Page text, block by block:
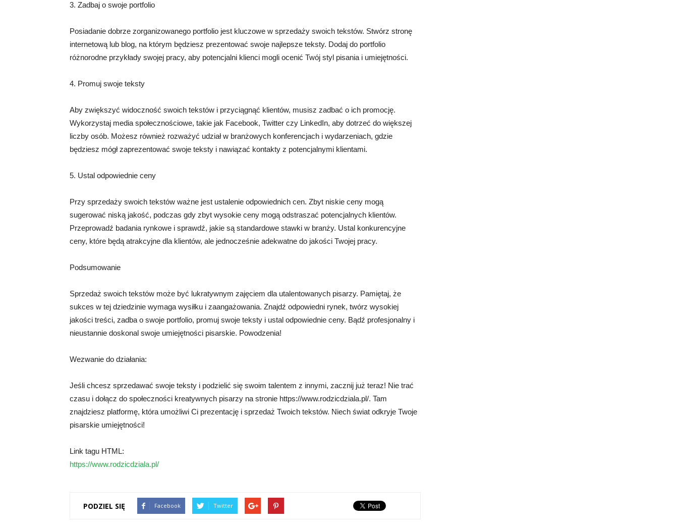
3. Zadbaj o swoje portfolio
Posiadanie dobrze zorganizowanego portfolio jest kluczowe w sprzedaży swoich tekstów. Stwórz stronę
internetową lub blog, na którym będziesz prezentować swoje najlepsze teksty. Dodaj do portfolio
różnorodne przykłady swojej pracy, aby potencjalni klienci mogli ocenić Twój styl pisania i umiejętności.
4. Promuj swoje teksty
Aby zwiększyć widoczność swoich tekstów i przyciągnąć klientów, musisz zadbać o ich promocję.
Wykorzystaj media społecznościowe, takie jak Facebook, Twitter czy LinkedIn, aby dotrzeć do większej
liczby osób. Możesz również rozważyć udział w branżowych konferencjach i wydarzeniach, gdzie
będziesz mógł zaprezentować swoje teksty i nawiązać kontakty z potencjalnymi klientami.
5. Ustal odpowiednie ceny
Przy sprzedaży swoich tekstów ważne jest ustalenie odpowiednich cen. Zbyt niskie ceny mogą
sugerować niską jakość, podczas gdy zbyt wysokie ceny mogą odstraszać potencjalnych klientów.
Przeprowadź badania rynkowe i sprawdź, jakie są standardowe stawki w branży. Ustal konkurencyjne
ceny, które będą atrakcyjne dla klientów, ale jednocześnie adekwatne do jakości Twojej pracy.
Podsumowanie
Sprzedaż swoich tekstów może być lukratywnym zajęciem dla utalentowanych pisarzy. Pamiętaj, że
sukces w tej dziedzinie wymaga wysiłku i zaangażowania. Znajdź odpowiedni rynek, twórz wysokiej
jakości treści, zadba o swoje portfolio, promuj swoje teksty i ustal odpowiednie ceny. Bądź profesjonalny i
nieustannie doskonal swoje umiejętności pisarskie. Powodzenia!
Wezwanie do działania:
Jeśli chcesz sprzedawać swoje teksty i podzielić się swoim talentem z innymi, zacznij już teraz! Nie trać
czasu i dołącz do społeczności kreatywnych pisarzy na stronie https://www.rodzicdziala.pl/. Tam
znajdziesz platformę, która umożliwi Ci prezentację i sprzedaż Twoich tekstów. Niech świat odkryje Twoje
pisarskie umiejętności!
Link tagu HTML:
https://www.rodzicdziala.pl/
PODZIEL SIĘ Facebook Twitter